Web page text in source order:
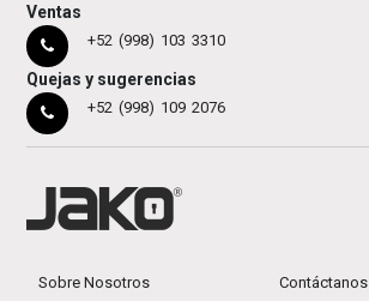
Ventas
+52 (998) 103 3310
Quejas y sugerencias
+52 (998) 109 2076
Sobre Nosotros Contáctanos